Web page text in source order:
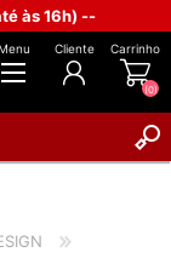
às 16h) --
Cliente Carrinho
(0)